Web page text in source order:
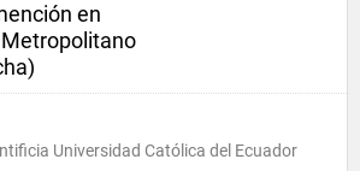
en
Universidad Católica del Ecuador